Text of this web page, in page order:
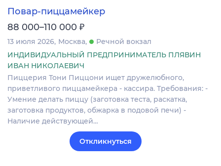
Повар-пиццамейкер
88 000–110 000 ₽
13 июля 2026 Москва
Речной вокзал
ИНДИВИДУАЛЬНЫЙ ПРЕДПРИНИМАТЕЛЬ ПЛЯВИН
ИВАН НИКОЛАЕВИЧ
Пиццерия Тони Пиццони ищет дружелюбного,
приветливого пиццамейкера - кассира. Требования: -
Умение делать пиццу (заготовка теста, раскатка,
заготовка продуктов, обжарка в подовой печи) -
Наличие действующей…
Откликнуться